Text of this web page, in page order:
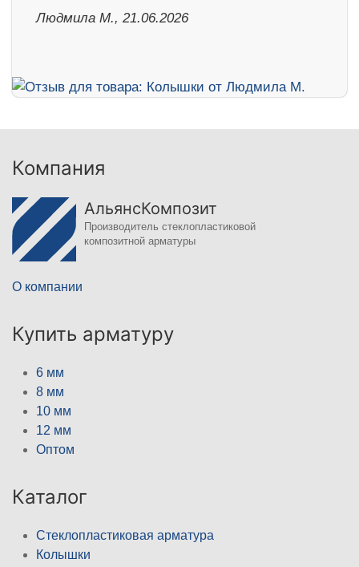
Людмила М., 21.06.2026
Компания
АльянсКомпозит
Производитель стеклопластиковой
композитной арматуры
О компании
Купить арматуру
6 мм
8 мм
10 мм
12 мм
Оптом
Каталог
Стеклопластиковая арматура
Колышки